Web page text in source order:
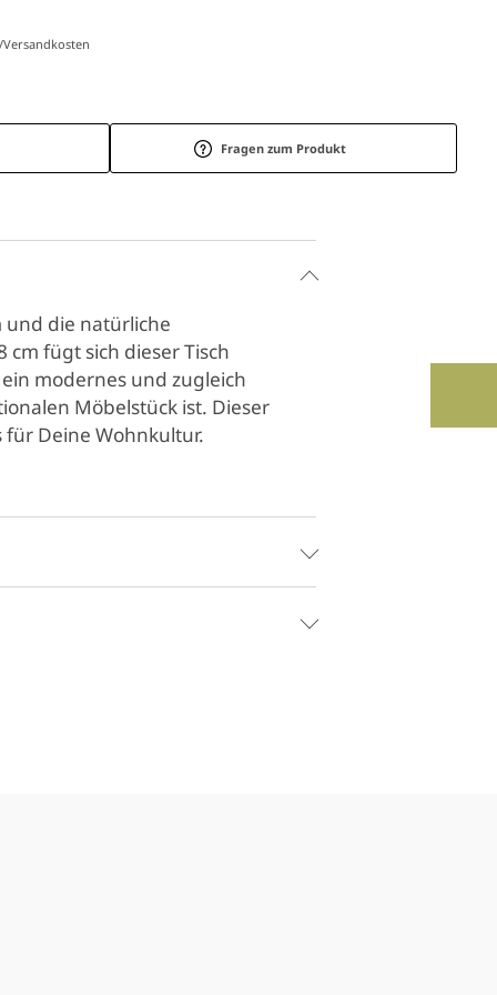
Fragen zum Produkt
und die natürliche
fügt sich dieser Tisch
modernes und zugleich
Möbelstück ist. Dieser
Deine Wohnkultur.